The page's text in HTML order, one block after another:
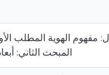
المبحث الثاني: